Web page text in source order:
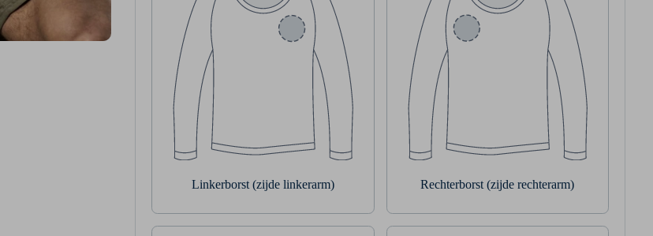
Linkerborst (zijde linkerarm) Rechterborst (zijde rechterarm)